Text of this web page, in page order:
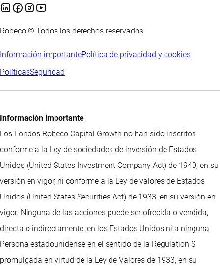
Robeco © Todos los derechos reservados
Información importantePolítica de privacidad y cookies
PolíticasSeguridad
Información importante
Los Fondos Robeco Capital Growth no han sido inscritos
conforme a la Ley de sociedades de inversión de Estados
Unidos (United States Investment Company Act) de 1940, en su
versión en vigor, ni conforme a la Ley de valores de Estados
Unidos (United States Securities Act) de 1933, en su versión en
vigor. Ninguna de las acciones puede ser ofrecida o vendida,
directa o indirectamente, en los Estados Unidos ni a ninguna
Persona estadounidense en el sentido de la Regulation S
promulgada en virtud de la Ley de Valores de 1933, en su